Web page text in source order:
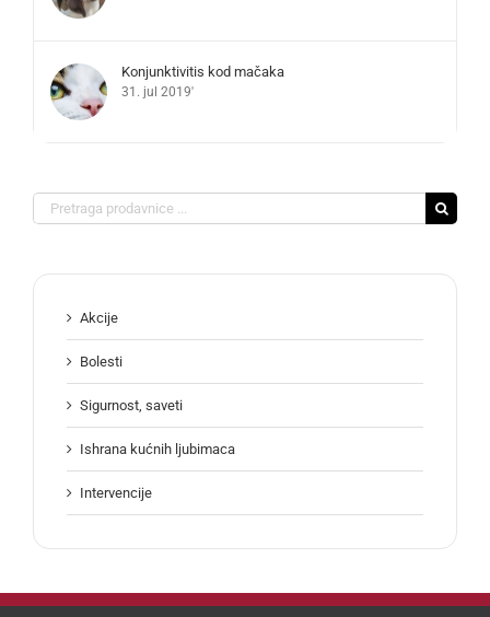
Konjunktivitis kod mačaka
31. jul 2019'
Search
for:
Akcije
Bolesti
Sigurnost, saveti
Ishrana kućnih ljubimaca
Intervencije